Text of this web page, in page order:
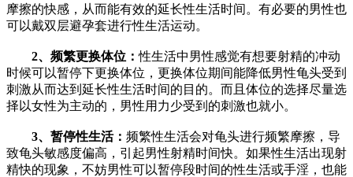
摩擦的快感，从而能有效的延长性生活时间。有必要的男性也
可以戴双层避孕套进行性生活运动。
2、频繁更换体位：性生活中男性感觉有想要射精的冲动
时候可以暂停下更换体位，更换体位期间能降低男性龟头受到
刺激从而达到延长性生活时间的目的。而且体位的选择尽量选
择以女性为主动的，男性用力少受到的刺激也就小。
3、暂停性生活： 频繁性生活会对龟头进行频繁摩擦，导
致龟头敏感度偏高，引起男性射精时间快。如果性生活出现射
精快的现象，不妨男性可以暂停段时间的性生活或手淫，也能